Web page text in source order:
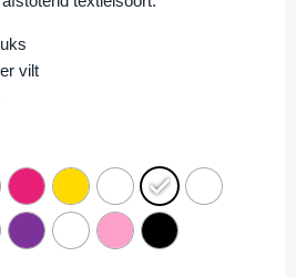
vilt